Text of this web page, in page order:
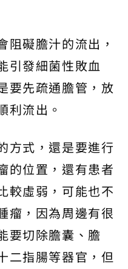
阻礙膽汁的流出，
引發細菌性敗血
要先疏通膽管，放
利流出。
方式，還是要進行
的位置，還有患者
較虛弱，可能也不
瘤，因為周邊有很
要切除膽囊、膽
二指腸等器官，但